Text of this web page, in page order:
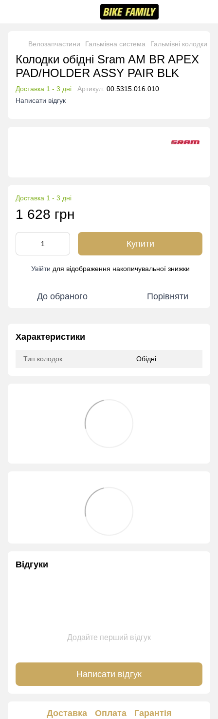
Велозапчастини Гальмівна система Гальмівні колодки
Колодки обідні Sram AM BR APEX
PAD/HOLDER ASSY PAIR BLK
Доставка 1 - 3 дні Артикул: 00.5315.016.010
Написати відгук
Доставка 1 - 3 дні
1 628 грн
Купити
Увійти для відображення накопичувальної знижки
До обраного Порівняти
Характеристики
Тип колодок Обідні
Відгуки
Додайте перший відгук
Написати відгук
Доставка Оплата Гарантія